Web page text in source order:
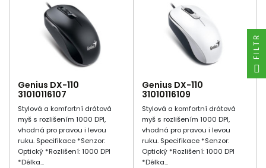
Genius DX-110
31010116107
Stylová a komfortní drátová
myš s rozlišením 1000 DPI,
vhodná pro pravou i levou
ruku. Specifikace *Senzor:
Optický *Rozlišení: 1000 DPI
*Délka...
Genius DX-110
31010116109
Stylová a komfortní drátová
myš s rozlišením 1000 DPI,
vhodná pro pravou i levou
ruku. Specifikace *Senzor:
Optický *Rozlišení: 1000 DPI
*Délka...
FILTR